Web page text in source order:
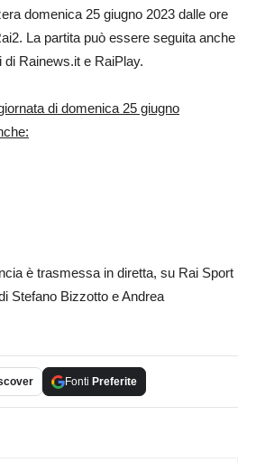
domenica 25 giugno 2023 dalle ore
La partita può essere seguita anche
Rainews.it e RaiPlay.
di domenica 25 giugno
è trasmessa in diretta, su Rai Sport
Stefano Bizzotto e Andrea
Fonti Preferite